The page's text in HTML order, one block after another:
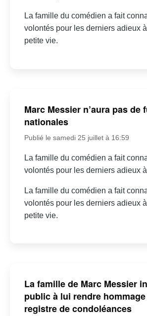
La famille du comédien a fait
volontés pour les derniers adieux
petite vie.
Marc Messier n’aura pas de
nationales
Publié le samedi 25 juillet à 16:59
La famille du comédien a fait
volontés pour les derniers adieux à
La famille du comédien a fait
volontés pour les derniers adieux
petite vie.
La famille de Marc Messier
public à lui rendre
registre de condoléances